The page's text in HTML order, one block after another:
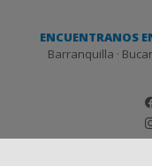
ENCUENTRANOS
Barranquilla ·